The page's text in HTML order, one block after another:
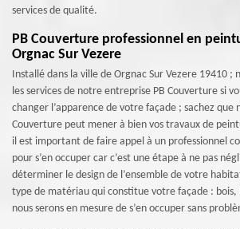
services de qualité.
PB Couverture professionnel en
Orgnac Sur Vezere
Installé dans la ville de Orgnac Sur Vezere 19410 ;
les services de notre entreprise PB Couverture si
changer l’apparence de votre façade ; sachez que
Couverture peut mener à bien vos travaux de
il est important de faire appel à un professionnel
pour s’en occuper car c’est une étape à ne pas
déterminer le design de l’ensemble de votre
type de matériau qui constitue votre façade :
nous serons en mesure de s’en occuper sans